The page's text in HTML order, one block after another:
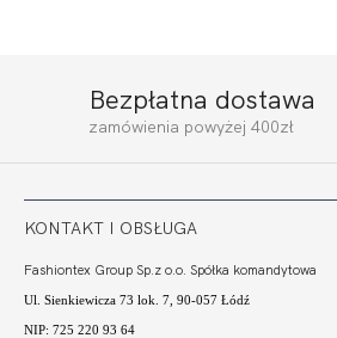
VERONICA SOFT
Bezpłatna dostawa
zamówienia powyżej 400zł
KONTAKT I OBSŁUGA
Fashiontex Group Sp.z o.o. Spółka komandytowa
Ul. Sienkiewicza 73 lok. 7, 90-057 Łódź
NIP: 725 220 93 64